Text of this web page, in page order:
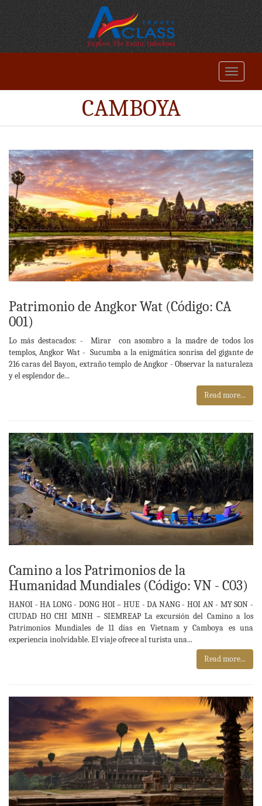
CAMBOYA
Patrimonio de Angkor Wat (Código: CA
001)
Lo más destacados: - Mirar con asombro a la madre de todos los
templos, Angkor Wat - Sucumba a la enigmática sonrisa del gigante de
216 caras del Bayon, extraño templo de Angkor - Observar la naturaleza
y el esplendor de...
Read more...
Camino a los Patrimonios de la
Humanidad Mundiales (Código: VN - C03)
HANOI - HA LONG - DONG HOI – HUE - DA NANG - HOI AN - MY SON -
CIUDAD HO CHI MINH – SIEMREAP La excursión del Camino a los
Patrimonios Mundiales de 11 días en Vietnam y Camboya es una
experiencia inolvidable. El viaje ofrece al turista una...
Read more...